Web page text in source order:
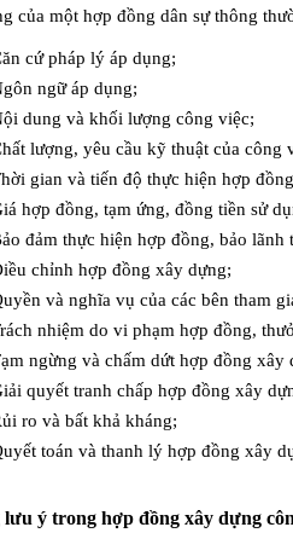
của một hợp đồng dân sự thông
cứ pháp lý áp dụng;
ngữ áp dụng;
dung và khối lượng công việc;
lượng, yêu cầu kỹ thuật của công
gian và tiến độ thực hiện hợp
hợp đồng, tạm ứng, đồng tiền sử
đảm thực hiện hợp đồng, bảo lãnh
chỉnh hợp đồng xây dựng;
và nghĩa vụ của các bên tham
nhiệm do vi phạm hợp đồng,
ngừng và chấm dứt hợp đồng xây
quyết tranh chấp hợp đồng xây
ro và bất khả kháng;
toán và thanh lý hợp đồng xây
ý trong hợp đồng xây dựng